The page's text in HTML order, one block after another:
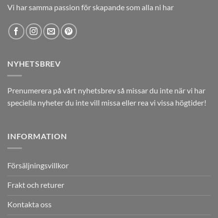
Vi har samma passion för skapande som alla ni har
NYHETSBREV
Prenumerera på vårt nyhetsbrev så missar du inte när vi har
speciella nyheter du inte vill missa eller rea vi vissa högtider!
INFORMATION
Försäljningsvillkor
Frakt och returer
Kontakta oss